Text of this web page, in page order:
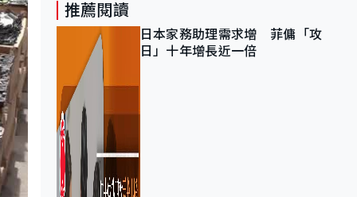
推薦閱讀
日本家務助理需求增 菲傭「攻
日」十年增長近一倍